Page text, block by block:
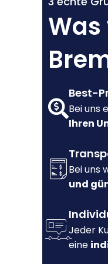
Best-
Bei uns
Ihren
Bei uns
und
Jeder
eine